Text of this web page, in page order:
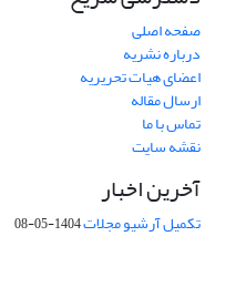
صفحه اصلی
درباره نشریه
اعضای هیات تحریریه
ارسال مقاله
تماس با ما
نقشه سایت
آخرین اخبار
تکمیل آرشیو مجلات1404-05-08